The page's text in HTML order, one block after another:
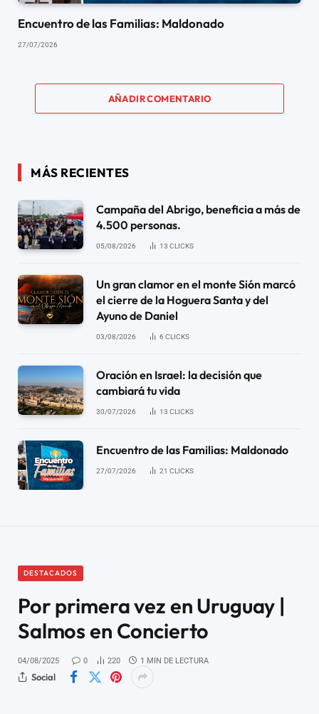
Encuentro de las Familias: Maldonado
27/07/2026
AÑADIR COMENTARIO
MÁS RECIENTES
Campaña del Abrigo, beneficia a más de
4.500 personas.
05/08/2026 13 CLICKS
Un gran clamor en el monte Sión marcó
el cierre de la Hoguera Santa y del
Ayuno de Daniel
03/08/2026 6 CLICKS
Oración en Israel: la decisión que
cambiará tu vida
30/07/2026 13 CLICKS
Encuentro de las Familias: Maldonado
27/07/2026 21 CLICKS
DESTACADOS
Por primera vez en Uruguay |
Salmos en Concierto
04/08/2025 0 220 1 MIN DE LECTURA
Social